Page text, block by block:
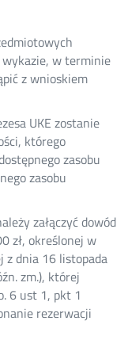
w terminie
z wnioskiem
UKE zostanie
którego
zasobu
zasobu
załączyć dowód
zł, określonej w
z dnia 16 listopada
zm.), której
6 ust 1, pkt 1
rezerwacji